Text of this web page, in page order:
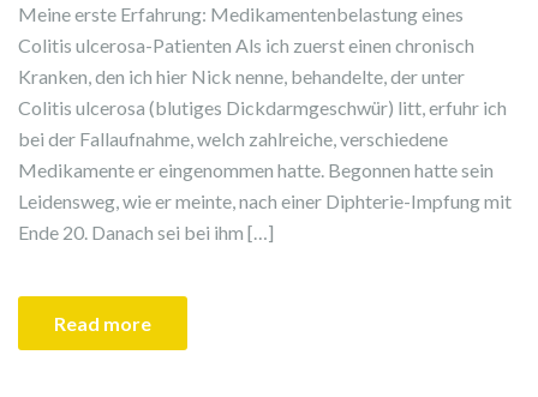
Meine erste Erfahrung: Medikamentenbelastung eines
Colitis ulcerosa-Patienten Als ich zuerst einen chronisch
Kranken, den ich hier Nick nenne, behandelte, der unter
Colitis ulcerosa (blutiges Dickdarmgeschwür) litt, erfuhr ich
bei der Fallaufnahme, welch zahlreiche, verschiedene
Medikamente er eingenommen hatte. Begonnen hatte sein
Leidensweg, wie er meinte, nach einer Diphterie-Impfung mit
Ende 20. Danach sei bei ihm […]
Read more